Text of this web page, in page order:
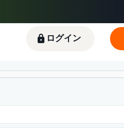
日本語 - JP English - JP
ログイン